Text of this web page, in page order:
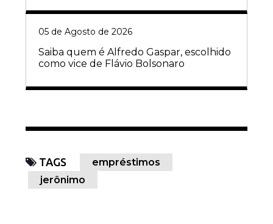
05 de Agosto de 2026
Saiba quem é Alfredo Gaspar, escolhido
como vice de Flávio Bolsonaro
TAGS
empréstimos
jerônimo